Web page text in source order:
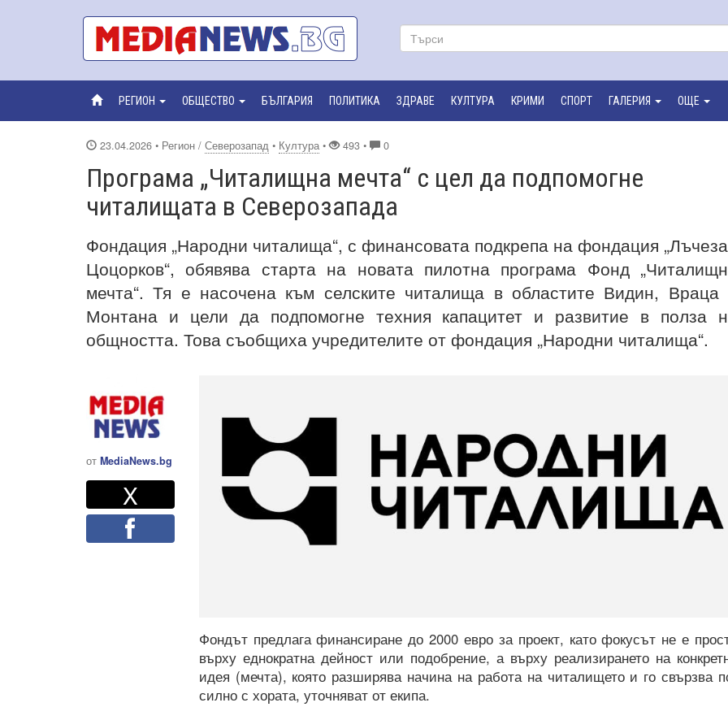
РЕГИОН ОБЩЕСТВО БЪЛГАРИЯ ПОЛИТИКА ЗДРАВЕ КУЛТУРА КРИМИ СПОРТ ГАЛЕРИЯ ОЩЕ
23.04.2026 • Регион / Северозапад • Култура • 493 • 0
Програма „Читалищна мечта“ с цел да подпомогне
читалищата в Северозапада
Фондация „Народни читалища“, с финансовата подкрепа на фондация
Цоцорков“, обявява старта на новата пилотна програма Фонд
мечта“. Тя е насочена към селските читалища в областите Видин, Враца
Монтана и цели да подпомогне техния капацитет и развитие в полза
общността. Това съобщиха учредителите от фондация „Народни читалища“.
от MediaNews.bg
Споделете
XTwitter
Facebook
Фондът предлага финансиране до 2000 евро за проект, като фокусът не е
върху еднократна дейност или подобрение, а върху реализирането на
идея (мечта), която разширява начина на работа на читалището и го свързва
силно с хората, уточняват от екипа.